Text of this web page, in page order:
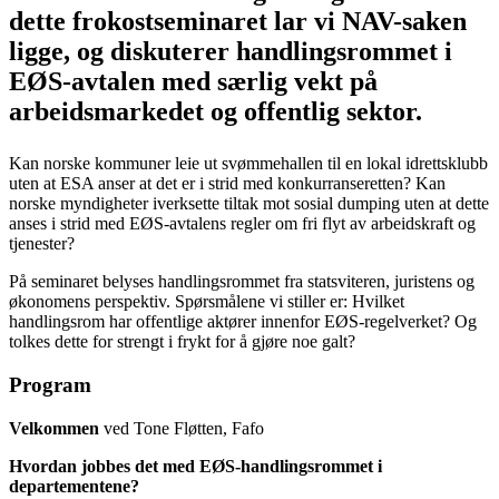
dette frokostseminaret lar vi NAV-saken
ligge, og diskuterer handlingsrommet i
EØS-avtalen med særlig vekt på
arbeidsmarkedet og offentlig sektor.
Kan norske kommuner leie ut svømmehallen til en lokal idrettsklubb
uten at ESA anser at det er i strid med konkurranseretten? Kan
norske myndigheter iverksette tiltak mot sosial dumping uten at dette
anses i strid med EØS-avtalens regler om fri flyt av arbeidskraft og
tjenester?
På seminaret belyses handlingsrommet fra statsviteren, juristens og
økonomens perspektiv. Spørsmålene vi stiller er: Hvilket
handlingsrom har offentlige aktører innenfor EØS-regelverket? Og
tolkes dette for strengt i frykt for å gjøre noe galt?
Program
Velkommen ved Tone Fløtten, Fafo
Hvordan jobbes det med EØS-handlingsrommet i
departementene?